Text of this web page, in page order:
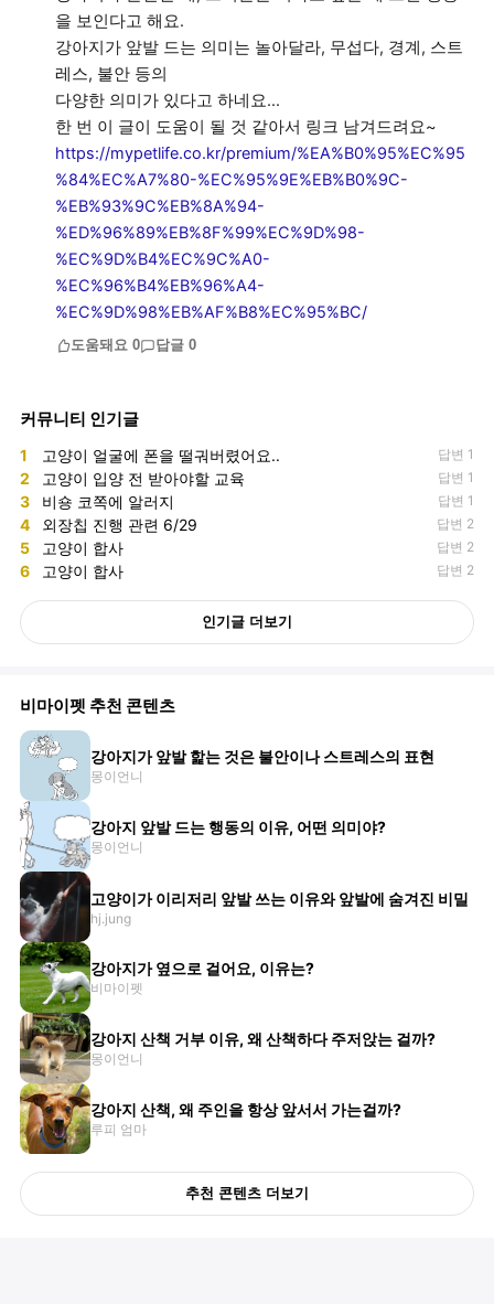
을 보인다고 해요.
강아지가 앞발 드는 의미는 놀아달라, 무섭다, 경계, 스트
레스, 불안 등의
다양한 의미가 있다고 하네요...
https://mypetlife.co.kr/premium/%EA%B0%95%EC%95
%84%EC%A7%80-%EC%95%9E%EB%B0%9C-
%EB%93%9C%EB%8A%94-
%ED%96%89%EB%8F%99%EC%9D%98-
%EC%9D%B4%EC%9C%A0-
%EC%96%B4%EB%96%A4-
%EC%9D%98%EB%AF%B8%EC%95%BC/
도움돼요 0 답글 0
커뮤니티 인기글
1 고양이 얼굴에 폰을 떨궈버렸어요.. 답변 1
2 고양이 입양 전 받아야할 교육 답변 1
3 비숑 코쪽에 알러지 답변 1
4 외장칩 진행 관련 6/29 답변 2
5 고양이 합사 답변 2
6 고양이 합사 답변 2
인기글 더보기
비마이펫 추천 콘텐츠
강아지가 앞발 핥는 것은 불안이나 스트레스의 표현
몽이언니
강아지 앞발 드는 행동의 이유, 어떤 의미야?
몽이언니
고양이가 이리저리 앞발 쓰는 이유와 앞발에 숨겨진 비밀
hj.jung
강아지가 옆으로 걸어요, 이유는?
비마이펫
강아지 산책 거부 이유, 왜 산책하다 주저앉는 걸까?
몽이언니
강아지 산책, 왜 주인을 항상 앞서서 가는걸까?
루피 엄마
추천 콘텐츠 더보기